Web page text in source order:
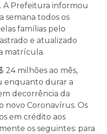
A Prefeitura informou
semana todos os
famílias pelo
e atualizado
matrícula.
24 milhões ao mês,
enquanto durar a
decorrência da
novo Coronavírus. Os
em crédito aos
os seguintes: para